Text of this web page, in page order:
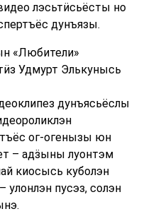
лэсьтӥсьёсты но
дунъязы.
«Любители»
Удмурт Элькунысь
дунъясьёслы
ог-огенызы юн
– адӟынылуонтэм
киосысь куболэн
улонлэн пусэз, солэн